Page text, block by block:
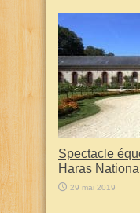
Spectacle
Haras
29 mai 2019